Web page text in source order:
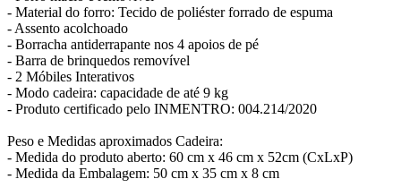
- Material do forro: Tecido de poliéster forrado de espuma
- Assento acolchoado
- Borracha antiderrapante nos 4 apoios de pé
- Barra de brinquedos removível
- 2 Móbiles Interativos
- Modo cadeira: capacidade de até 9 kg
- Produto certificado pelo INMENTRO: 004.214/2020
Peso e Medidas aproximados Cadeira:
- Medida do produto aberto: 60 cm x 46 cm x 52cm (CxLxP)
- Medida da Embalagem: 50 cm x 35 cm x 8 cm